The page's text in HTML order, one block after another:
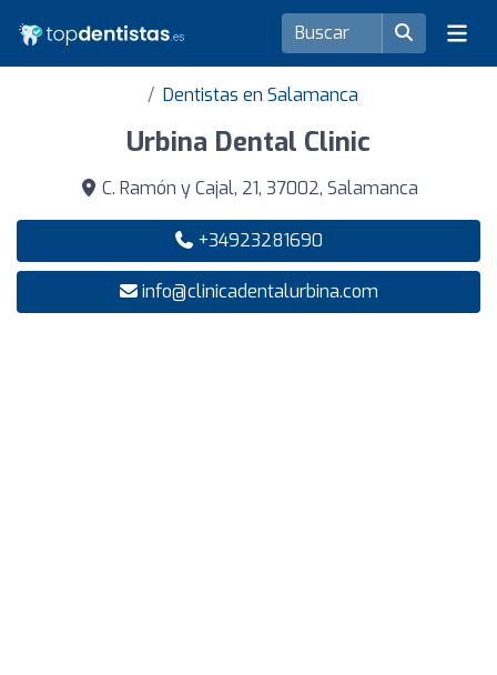
Dentistas en Salamanca
Urbina Dental Clinic
C. Ramón y Cajal, 21, 37002, Salamanca
+34923281690
info@clinicadentalurbina.com